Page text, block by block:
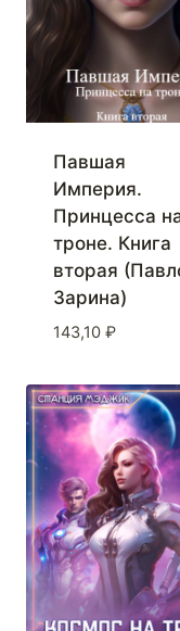
Павшая
Империя.
Принцесса
троне. Книга
вторая
Зарина)
143,10 ₽